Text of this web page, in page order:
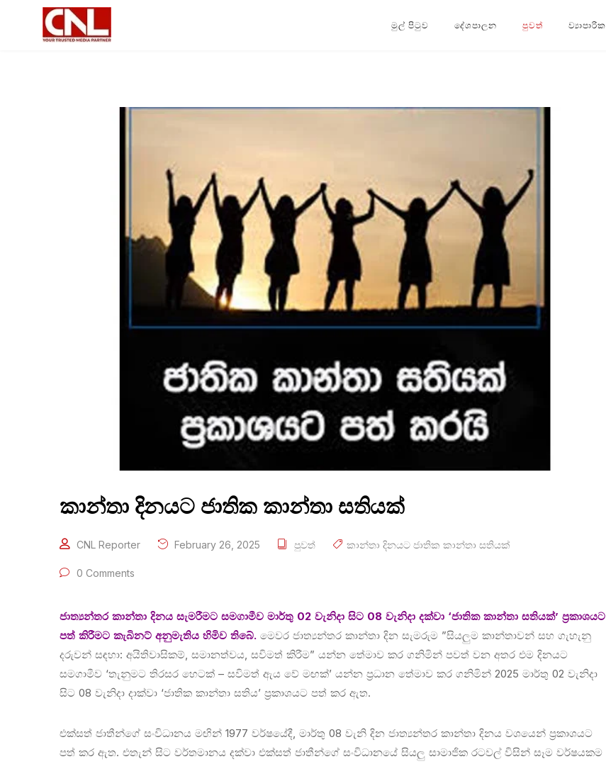
මුල් පිටුව දේශපාලන පුවත් ව්‍යාපාරික
කාන්තා දිනයට ජාතික කාන්තා සතියක්
CNL Reporter February 26, 2025 පුවත් කාන්තා දිනයට ජාතික කාන්තා සතියක්
0 Comments
ජාත්‍යන්තර කාන්තා දිනය සැමරීමට සමගාමීව මාර්තු 02 වැනිදා සිට 08 වැනිදා දක්වා ‘ජාතික කාන්තා සතියක්’ ප්‍රකාශයට
පත් කිරීමට කැබිනට් අනුමැතිය හිමිව තිබේ. මෙවර ජාත්‍යන්තර කාන්තා දින සැමරුම ”සියලුම කාන්තාවන් සහ ගැහැනු
දරුවන් සඳහා: අයිතිවාසිකම්, සමානත්වය, සවිමත් කිරීම” යන්න තේමාව කර ගනිමින් පවත් වන අතර එම දිනයට
සමගාමීව ‘තැනුමට තිරසර හෙටක් – සවිමත් ඇය වේ මඟක්’ යන්න ප්‍රධාන තේමාව කර ගනිමින් 2025 මාර්තු 02 වැනිදා
සිට 08 වැනිදා දාක්වා ‘ජාතික කාන්තා සතිය’ ප්‍රකාශයට පත් කර ඇත.
එක්සත් ජාතීන්ගේ සංවිධානය මඟින් 1977 වර්ෂයේදී, මාර්තු 08 වැනි දින ජාත්‍යන්තර කාන්තා දිනය වශයෙන් ප්‍රකාශයට
පත් කර ඇත. එතැන් සිට වර්තමානය දක්වා එක්සත් ජාතීන්ගේ සංවිධානයේ සියලු සාමාජික රටවල් විසින් සෑම වර්ෂයකම